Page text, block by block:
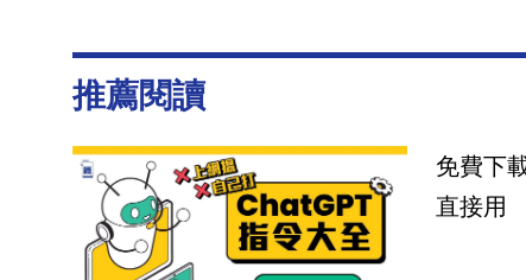
推薦閱讀
免費下
直接用